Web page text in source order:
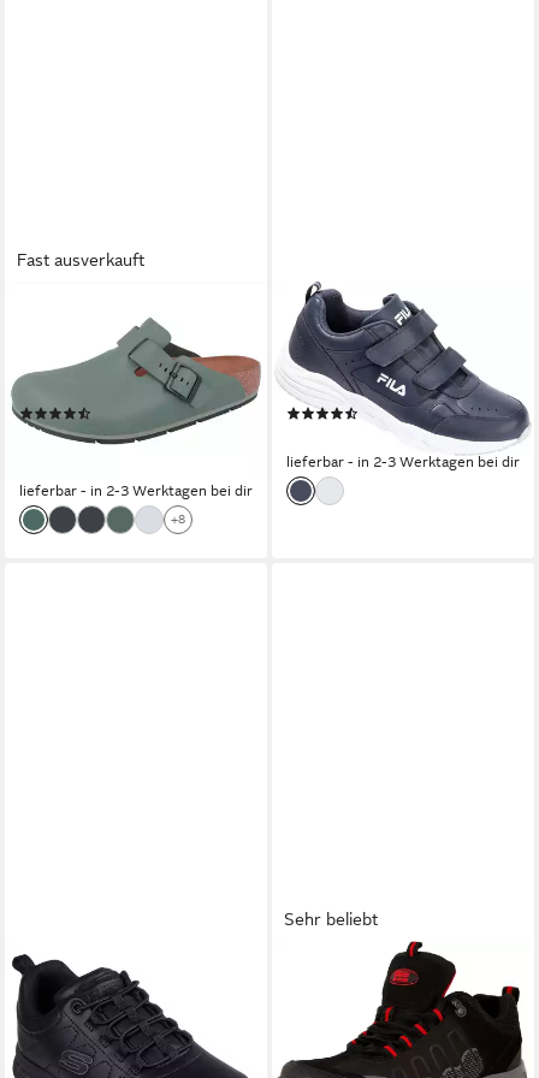
Fast ausverkauft
BIRKENSTOCK Boston Pro
Herren Clogs grün normale
Weite - Größe: 42 Clog
ab 109,90 € 127,90 €
lieferbar - in 2-3 Werktagen bei dir
+8
FILA
Sneaker stabiler Halt dank
Pro-Comfort-
Sohlentechnologie
(29)
lieferbar - in 2-3 Werktagen bei dir
SKECHERS
NAMPA-BEJA O1 SR Medizin
Berufsschuh -
Rutschhemmender Damen
Sehr beliebt
GUGGEN MOUNTAIN
Damen Wanderschuh T002
Damenwanderschuh
Trekkingschuhe